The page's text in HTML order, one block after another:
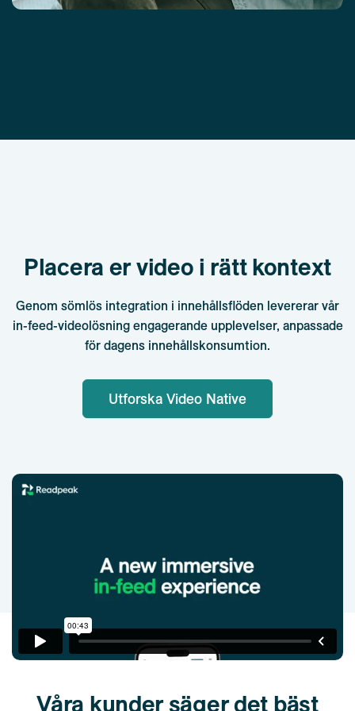
Placera er video i rätt kontext
Genom sömlös integration i innehållsflöden levererar vår
in-feed-videolösning engagerande upplevelser, anpassade
för dagens innehållskonsumtion.
Utforska Video Native
Våra kunder säger det bäst